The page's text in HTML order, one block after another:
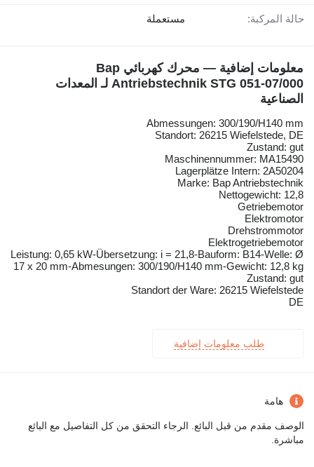
حالة المركبة: مستعملة
معلومات إضافية — محرك كهربائي Bap
Antriebstechnik STG 051-07/000 لـ المعدات
الصناعية
Abmessungen: 300/190/H140 mm
Standort: 26215 Wiefelstede, DE
Zustand: gut
Maschinennummer: MA15490
Lagerplätze Intern: 2A50204
Marke: Bap Antriebstechnik
Nettogewicht: 12,8
Getriebemotor
Elektromotor
Drehstrommotor
Elektrogetriebemotor
Leistung: 0,65 kW-Übersetzung: i = 21,8-Bauform: B14-Welle: Ø
17 x 20 mm-Abmesungen: 300/190/H140 mm-Gewicht: 12,8 kg
Zustand: gut
Standort der Ware: 26215 Wiefelstede
DE
طلب معلومات إضافية
هامة
الوصف مقدم من قبل البائع. الرجاء التحقق من كل التفاصيل مع البائع
مباشرة.